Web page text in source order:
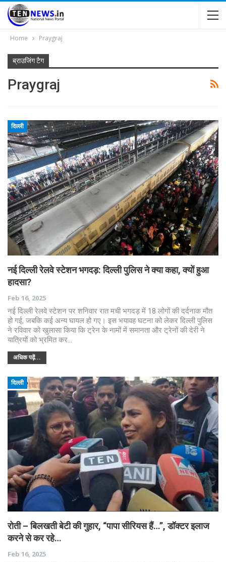
Home Praygraj
ब्राउजिंग टैग
Praygraj
दिल्ली
नई दिल्ली रेलवे स्टेशन भगदड़: दिल्ली पुलिस ने क्या कहा, क्यों हुआ
हादसा?
Feb 16, 2025
नई दिल्ली रेलवे स्टेशन पर शनिवार रात मची भगदड़ में 18 लोगों की दर्दनाक मौत
हो गई, जबकि कई अन्य घायल हो गए। इस भयावह घटना को लेकर दिल्ली पुलिस
ने रविवार को खुलासा किया कि ट्रेन के नामों में समानता और ट्रेनों की देरी ने
यात्रियों को भ्रमित कर…
अधिक पढ़ें...
दिल्ली
रोती – बिलखती बेटी की गुहार, “पापा सीरियस हैं…”, डॉक्टर इलाज
करने से कर रहे…
Feb 16, 2025